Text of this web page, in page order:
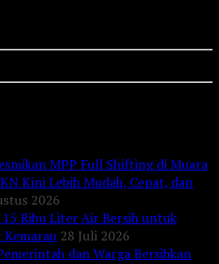
MPP Full Shifting di Muara
Kini Lebih Mudah, Cepat, dan
2026
Ribu Liter Air Bersih untuk
Kemarau 28 Juli 2026
dan Warga Bersihkan